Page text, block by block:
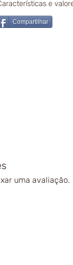
uma avaliação.
e
Compartilhar